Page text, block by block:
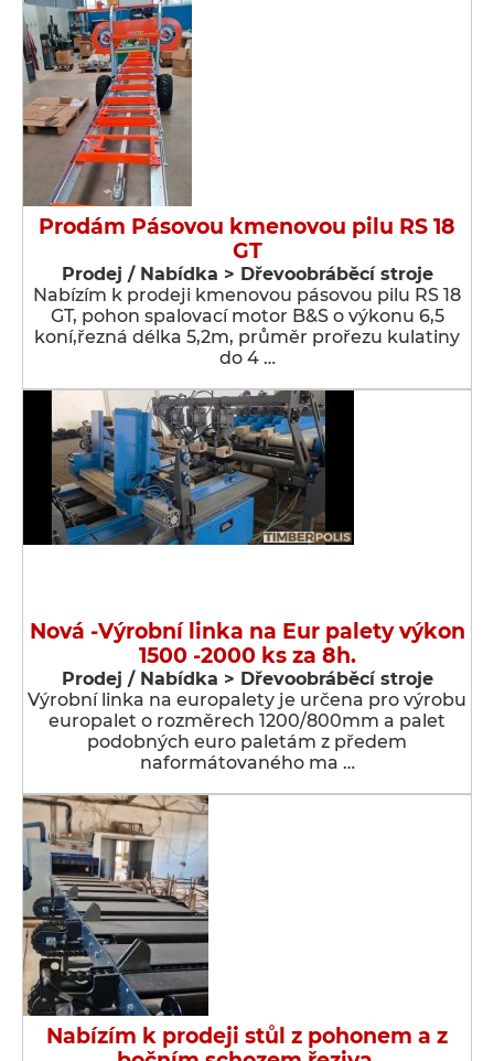
Prodám Pásovou kmenovou pilu RS 18
GT
Prodej / Nabídka > Dřevoobráběcí stroje
Nabízím k prodeji kmenovou pásovou pilu RS 18
GT, pohon spalovací motor B&S o výkonu 6,5
koní,řezná délka 5,2m, průměr prořezu kulatiny
do 4 …
Nová -Výrobní linka na Eur palety výkon
1500 -2000 ks za 8h.
Prodej / Nabídka > Dřevoobráběcí stroje
Výrobní linka na europalety je určena pro výrobu
europalet o rozměrech 1200/800mm a palet
podobných euro paletám z předem
naformátovaného ma …
Nabízím k prodeji stůl z pohonem a z